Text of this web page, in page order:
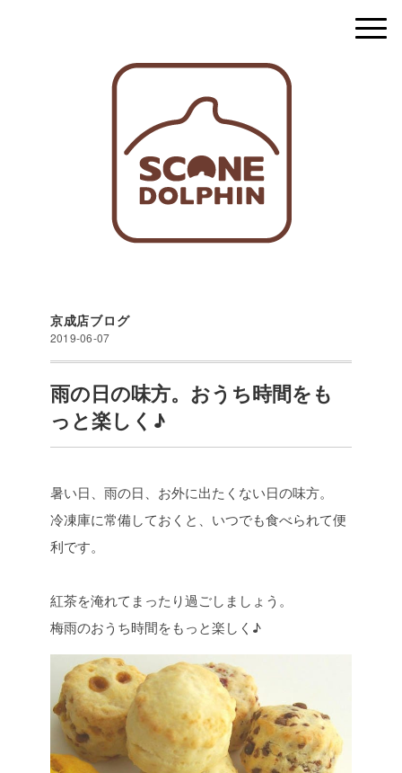
京成店ブログ
2019-06-07
雨の日の味方。おうち時間をも
っと楽しく♪
暑い日、雨の日、お外に出たくない日の味方。
冷凍庫に常備しておくと、いつでも食べられて便
利です。
紅茶を淹れてまったり過ごしましょう。
梅雨のおうち時間をもっと楽しく♪